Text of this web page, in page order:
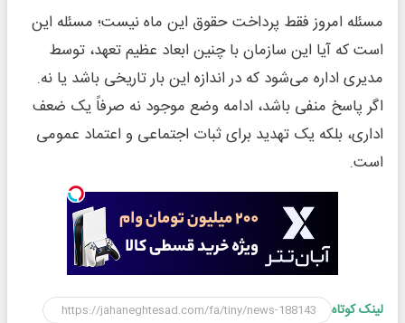
مسئله امروز فقط پرداخت حقوق این ماه نیست؛ مسئله این
است که آیا این سازمان با چنین ابعاد عظیم تعهد، توسط
مدیری اداره می‌شود که در اندازه این بار تاریخی باشد یا نه.
اگر پاسخ منفی باشد، ادامه وضع موجود نه صرفاً یک ضعف
اداری، بلکه یک تهدید برای ثبات اجتماعی و اعتماد عمومی
است.
لینک کوتاه